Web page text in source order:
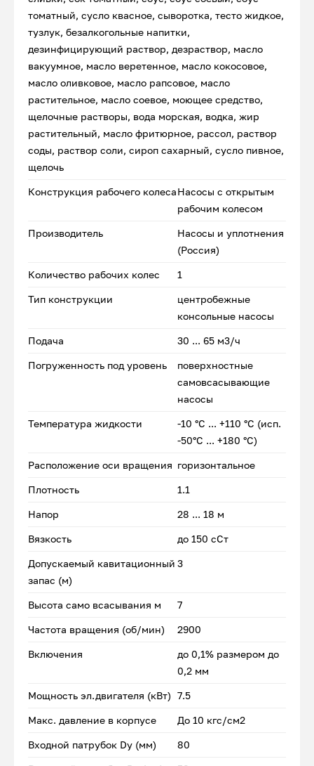
томатный, сусло квасное, сыворотка, тесто жидкое,
тузлук, безалкогольные напитки,
дезинфицирующий раствор, дезраствор, масло
вакуумное, масло веретенное, масло кокосовое,
масло оливковое, масло рапсовое, масло
растительное, масло соевое, моющее средство,
щелочные растворы, вода морская, водка, жир
растительный, масло фритюрное, рассол, раствор
соды, раствор соли, сироп сахарный, сусло пивное,
щелочь
Конструкция рабочего колесаНасосы с открытым
рабочим колесом
Производитель
Насосы и уплотнения
(Россия)
Количество рабочих колес 1
Тип конструкции
центробежные
консольные насосы
Подача 30 ... 65 м3/ч
Погруженность под уровень
поверхностные
самовсасывающие
насосы
Температура жидкости
-10 °С ... +110 °С (исп.
-50°С ... +180 °С)
Расположение оси вращения горизонтальное
Плотность 1.1
Напор 28 ... 18 м
Вязкость до 150 сСт
Допускаемый кавитационный
запас (м)
3
Высота само всасывания м 7
Частота вращения (об/мин) 2900
Включения
до 0,1% размером до
0,2 мм
Мощность эл.двигателя (кВт) 7.5
Макс. давление в корпусе До 10 кгс/см2
Входной патрубок Dу (мм) 80